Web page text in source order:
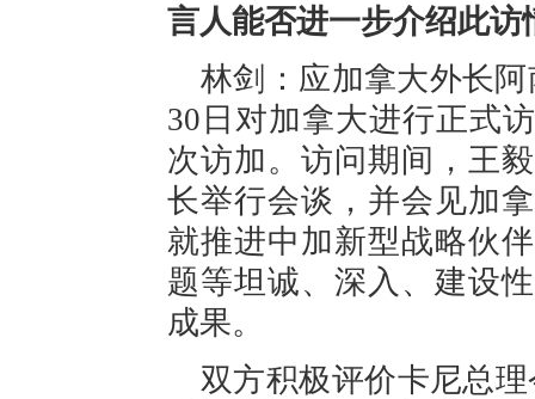
言人能否进一步介绍此访
林剑：应加拿大外长
30日对加拿大进行正式
次访加。访问期间，王
长举行会谈，并会见加
就推进中加新型战略伙
题等坦诚、深入、建设
成果。
双方积极评价卡尼总